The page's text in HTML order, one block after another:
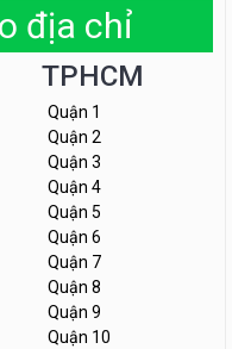
địa chỉ
TPHCM
Quận 1
Quận 2
Quận 3
Quận 4
Quận 5
Quận 6
Quận 7
Quận 8
Quận 9
Quận 10